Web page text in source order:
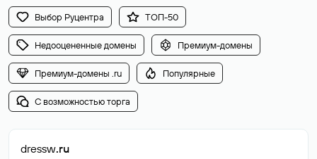
Выбор Руцентра ТОП-50
Недооцененные домены Премиум-домены
Премиум-домены .ru Популярные
С возможностью торга
dressw.ru